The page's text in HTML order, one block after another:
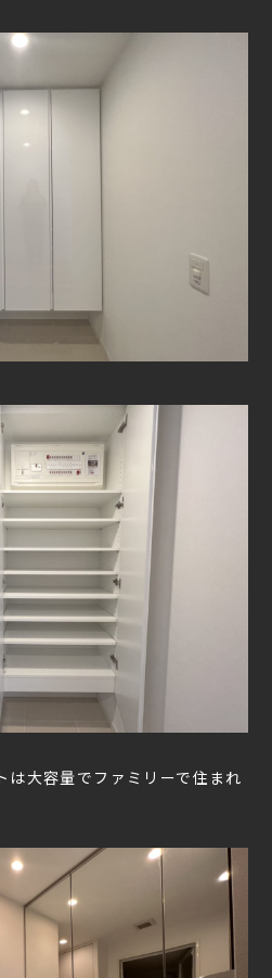
は大容量でファミリーで住まれ